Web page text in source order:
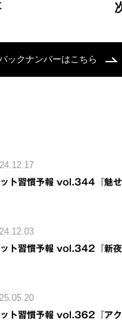
ックナンバーはこちら
ット習慣予報 vol.344『魅せ
ット習慣予報 vol.342『新夜
ット習慣予報 vol.362『ア